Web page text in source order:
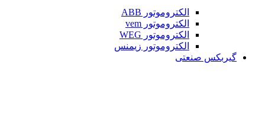
الکتروموتور ABB
الکتروموتور vem
الکتروموتور WEG
الکتروموتور زیمنس
گیربکس صنعتی